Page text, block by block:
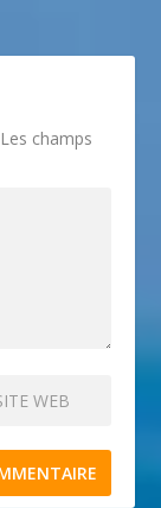
Les champs